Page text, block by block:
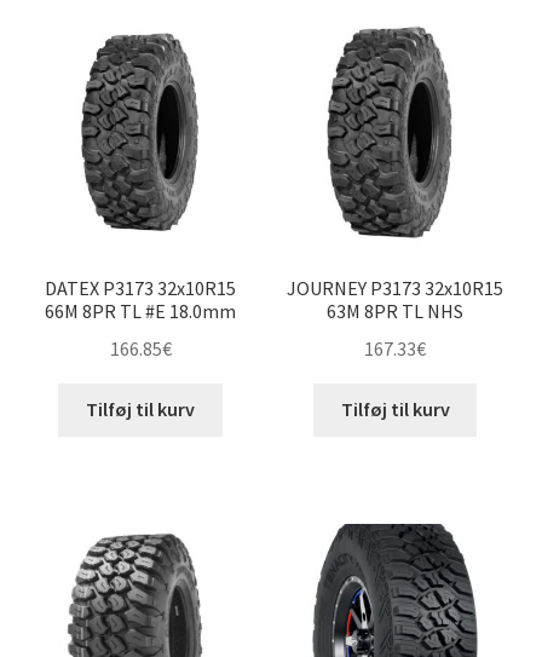
DATEX P3173 32x10R15
66M 8PR TL #E 18.0mm
166.85€
Tilføj til kurv
JOURNEY P3173 32x10R15
63M 8PR TL NHS
167.33€
Tilføj til kurv